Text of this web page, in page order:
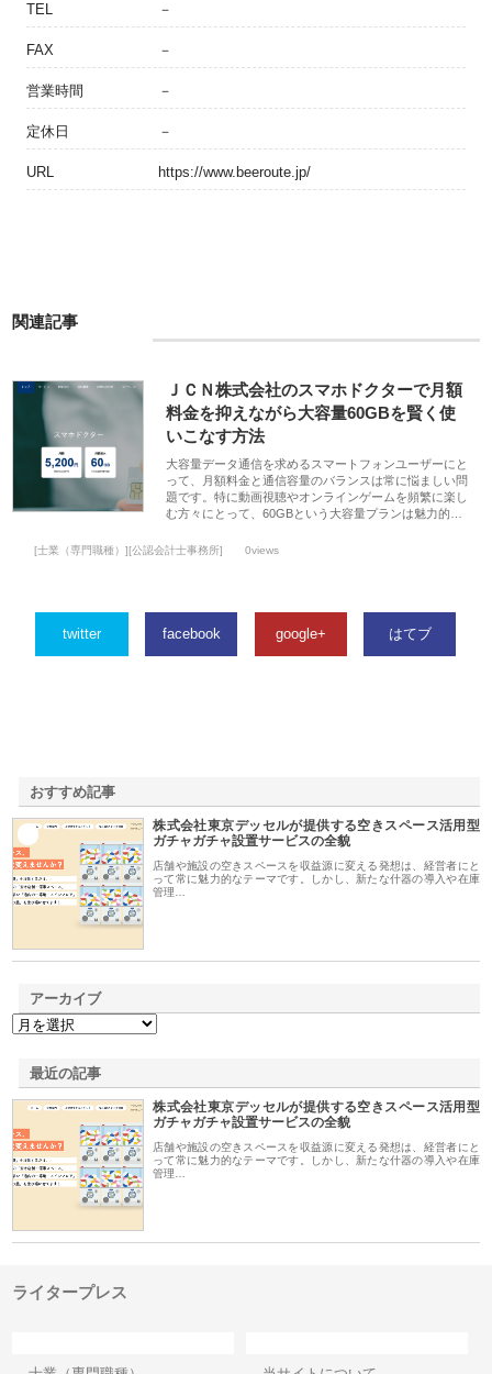
TEL －
FAX －
営業時間 －
定休日 －
URL https://www.beeroute.jp/
関連記事
ＪＣＮ株式会社のスマホドクターで月額
料金を抑えながら大容量60GBを賢く使
いこなす方法
大容量データ通信を求めるスマートフォンユーザーにと
って、月額料金と通信容量のバランスは常に悩ましい問
題です。特に動画視聴やオンラインゲームを頻繁に楽し
む方々にとって、60GBという大容量プランは魅力的…
[士業（専門職種）][公認会計士事務所] 0views
twitter facebook google+ はてブ
おすすめ記事
株式会社東京デッセルが提供する空きスペース活用型
ガチャガチャ設置サービスの全貌
店舗や施設の空きスペースを収益源に変える発想は、経営者にと
って常に魅力的なテーマです。しかし、新たな什器の導入や在庫
管理…
アーカイブ
最近の記事
株式会社東京デッセルが提供する空きスペース活用型
ガチャガチャ設置サービスの全貌
店舗や施設の空きスペースを収益源に変える発想は、経営者にと
って常に魅力的なテーマです。しかし、新たな什器の導入や在庫
管理…
ライタープレス